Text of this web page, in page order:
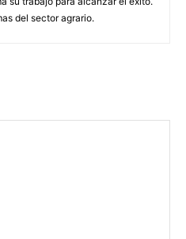
del sector agrario.